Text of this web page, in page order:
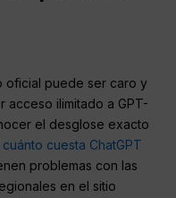
oficial puede ser caro y
acceso ilimitado a GPT-
el desglose exacto
cuánto cuesta ChatGPT
problemas con las
en el sitio